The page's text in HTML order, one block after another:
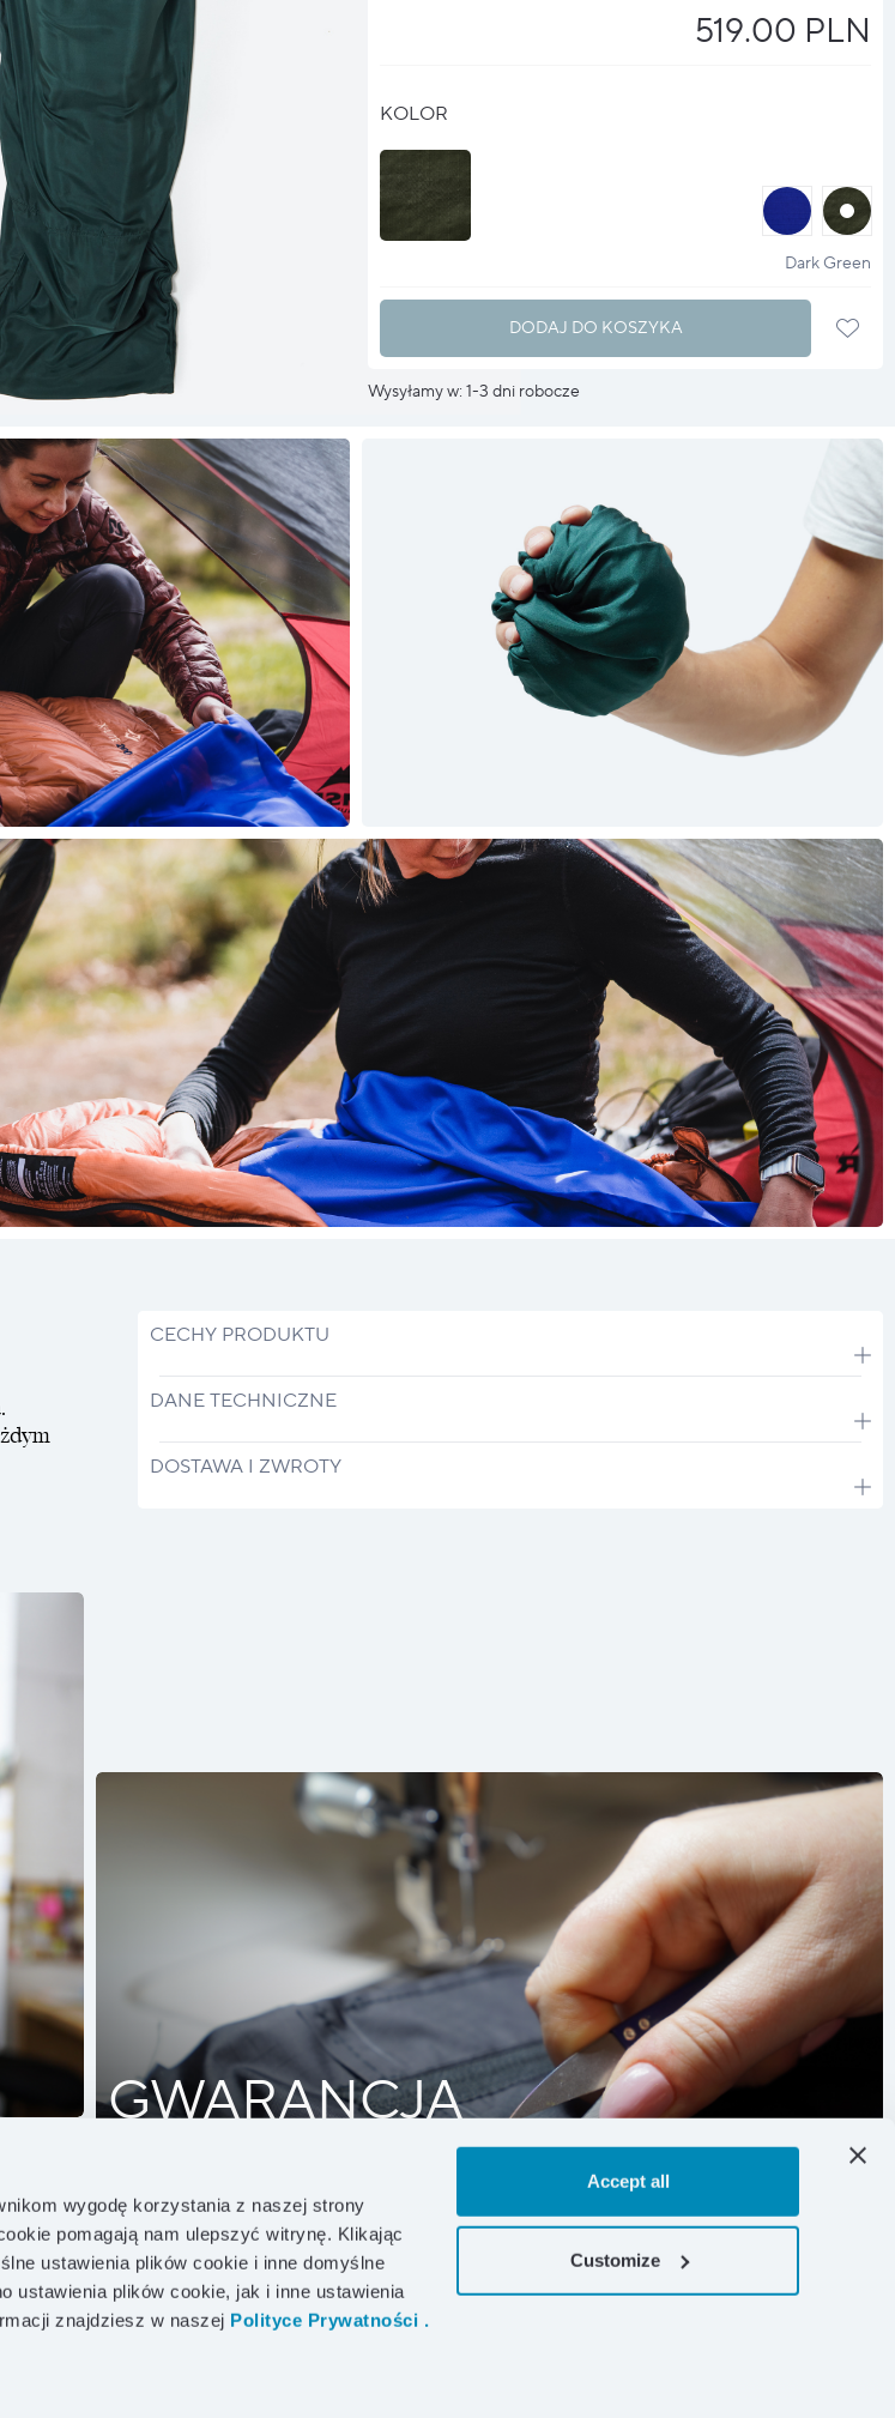
wygodę korzystania z naszej strony
pomagają nam ulepszyć witrynę. Klikając
ustawienia plików cookie i inne domyślne
ustawienia plików cookie, jak i inne ustawienia
znajdziesz w naszej Polityce Prywatności .
Accept all
Customize
519.00 PLN
KOLOR
halo
halo
?
Dark Green
DODAJ DO KOSZYKA
Wysyłamy w: 1-3 dni robocze
CECHY PRODUKTU
DANE TECHNICZNE
DOSTAWA I ZWROTY
GWARANCJA
Lifetime Experience
DOWIEDZ SIĘ WIĘCEJ!